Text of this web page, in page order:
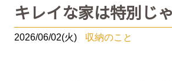
キレイな家は特別じ
2026/06/02(火) 収納のこと